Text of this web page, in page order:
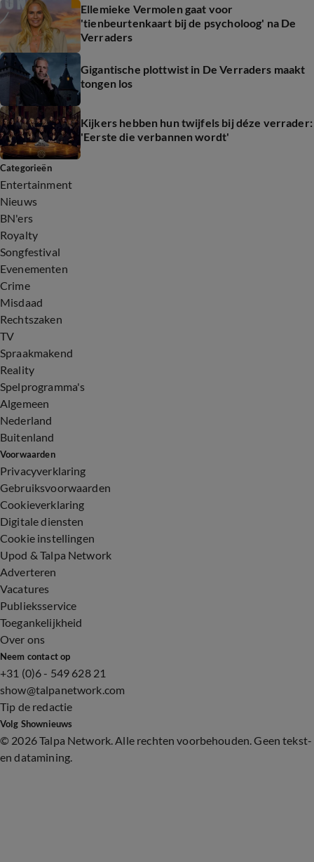
Ellemieke Vermolen gaat voor
'tienbeurtenkaart bij de psycholoog' na De
Verraders
Gigantische plottwist in De Verraders maakt
tongen los
Kijkers hebben hun twijfels bij déze verrader:
'Eerste die verbannen wordt'
Categorieën
Entertainment
Nieuws
BN'ers
Royalty
Songfestival
Evenementen
Crime
Misdaad
Rechtszaken
TV
Spraakmakend
Reality
Spelprogramma's
Algemeen
Nederland
Buitenland
Voorwaarden
Privacyverklaring
Gebruiksvoorwaarden
Cookieverklaring
Digitale diensten
Cookie instellingen
Upod & Talpa Network
Adverteren
Vacatures
Publieksservice
Toegankelijkheid
Over ons
Neem contact op
+31 (0)6 - 549 628 21
show@talpanetwork.com
Tip de redactie
Volg Shownieuws
© 2026 Talpa Network. Alle rechten voorbehouden. Geen tekst-
en datamining.